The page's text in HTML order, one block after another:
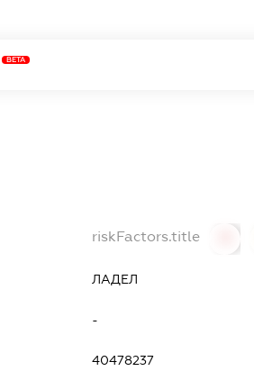
BETA
riskFactors.title
ЛАДЕЛ
-
40478237